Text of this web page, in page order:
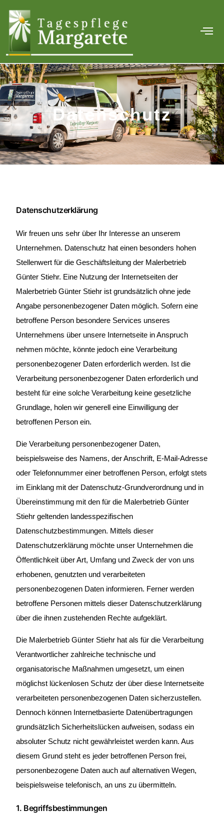
Datenschutz
Datenschutzerklärung
Wir freuen uns sehr über Ihr Interesse an unserem
Unternehmen. Datenschutz hat einen besonders hohen
Stellenwert für die Geschäftsleitung der Malerbetrieb
Günter Stiehr. Eine Nutzung der Internetseiten der
Malerbetrieb Günter Stiehr ist grundsätzlich ohne jede
Angabe personenbezogener Daten möglich. Sofern eine
betroffene Person besondere Services unseres
Unternehmens über unsere Internetseite in Anspruch
nehmen möchte, könnte jedoch eine Verarbeitung
personenbezogener Daten erforderlich werden. Ist die
Verarbeitung personenbezogener Daten erforderlich und
besteht für eine solche Verarbeitung keine gesetzliche
Grundlage, holen wir generell eine Einwilligung der
betroffenen Person ein.
Die Verarbeitung personenbezogener Daten,
beispielsweise des Namens, der Anschrift, E-Mail-Adresse
oder Telefonnummer einer betroffenen Person, erfolgt stets
im Einklang mit der Datenschutz-Grundverordnung und in
Übereinstimmung mit den für die Malerbetrieb Günter
Stiehr geltenden landesspezifischen
Datenschutzbestimmungen. Mittels dieser
Datenschutzerklärung möchte unser Unternehmen die
Öffentlichkeit über Art, Umfang und Zweck der von uns
erhobenen, genutzten und verarbeiteten
personenbezogenen Daten informieren. Ferner werden
betroffene Personen mittels dieser Datenschutzerklärung
über die ihnen zustehenden Rechte aufgeklärt.
Die Malerbetrieb Günter Stiehr hat als für die Verarbeitung
Verantwortlicher zahlreiche technische und
organisatorische Maßnahmen umgesetzt, um einen
möglichst lückenlosen Schutz der über diese Internetseite
verarbeiteten personenbezogenen Daten sicherzustellen.
Dennoch können Internetbasierte Datenübertragungen
grundsätzlich Sicherheitslücken aufweisen, sodass ein
absoluter Schutz nicht gewährleistet werden kann. Aus
diesem Grund steht es jeder betroffenen Person frei,
personenbezogene Daten auch auf alternativen Wegen,
beispielsweise telefonisch, an uns zu übermitteln.
1. Begriffsbestimmungen